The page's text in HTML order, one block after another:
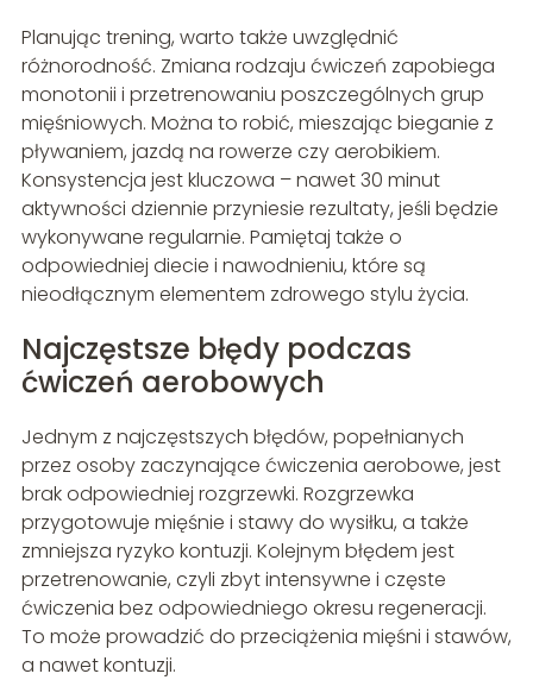
Planując trening, warto także uwzględnić
różnorodność. Zmiana rodzaju ćwiczeń zapobiega
monotonii i przetrenowaniu poszczególnych grup
mięśniowych. Można to robić, mieszając bieganie z
pływaniem, jazdą na rowerze czy aerobikiem.
Konsystencja jest kluczowa – nawet 30 minut
aktywności dziennie przyniesie rezultaty, jeśli będzie
wykonywane regularnie. Pamiętaj także o
odpowiedniej diecie i nawodnieniu, które są
nieodłącznym elementem zdrowego stylu życia.
Najczęstsze błędy podczas
ćwiczeń aerobowych
Jednym z najczęstszych błędów, popełnianych
przez osoby zaczynające ćwiczenia aerobowe, jest
brak odpowiedniej rozgrzewki. Rozgrzewka
przygotowuje mięśnie i stawy do wysiłku, a także
zmniejsza ryzyko kontuzji. Kolejnym błędem jest
przetrenowanie, czyli zbyt intensywne i częste
ćwiczenia bez odpowiedniego okresu regeneracji.
To może prowadzić do przeciążenia mięśni i stawów,
a nawet kontuzji.